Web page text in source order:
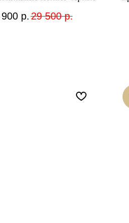
р. 29 500 р.